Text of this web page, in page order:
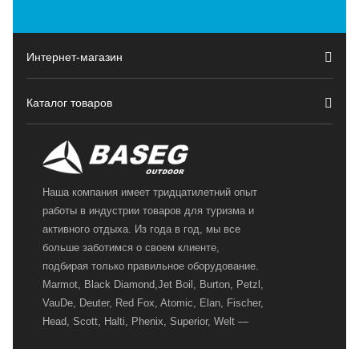
Интернет-магазин
Каталог товаров
Наша компания имеет тридцатилетний опыт
работы в индустрии товаров для туризма и
активного отдыха. Из года в год, мы все
больше заботимся о своем клиенте,
подбирая только правильное оборудование.
Marmot, Black Diamond,Jet Boil, Burton, Petzl,
VauDe, Deuter, Red Fox, Atomic, Elan, Fischer,
Head, Scott, Halti, Phenix, Superior, Welt —